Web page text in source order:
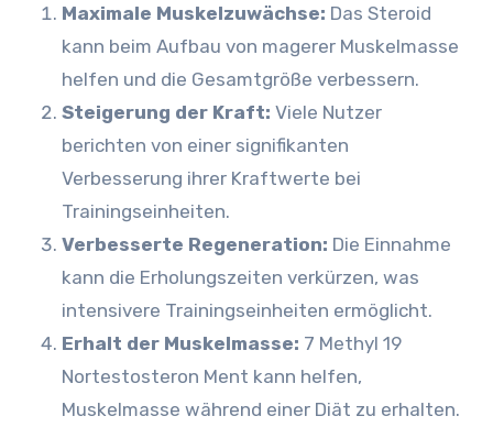
Maximale Muskelzuwächse: Das Steroid
kann beim Aufbau von magerer Muskelmasse
helfen und die Gesamtgröße verbessern.
Steigerung der Kraft: Viele Nutzer
berichten von einer signifikanten
Verbesserung ihrer Kraftwerte bei
Trainingseinheiten.
Verbesserte Regeneration: Die Einnahme
kann die Erholungszeiten verkürzen, was
intensivere Trainingseinheiten ermöglicht.
Erhalt der Muskelmasse: 7 Methyl 19
Nortestosteron Ment kann helfen,
Muskelmasse während einer Diät zu erhalten.